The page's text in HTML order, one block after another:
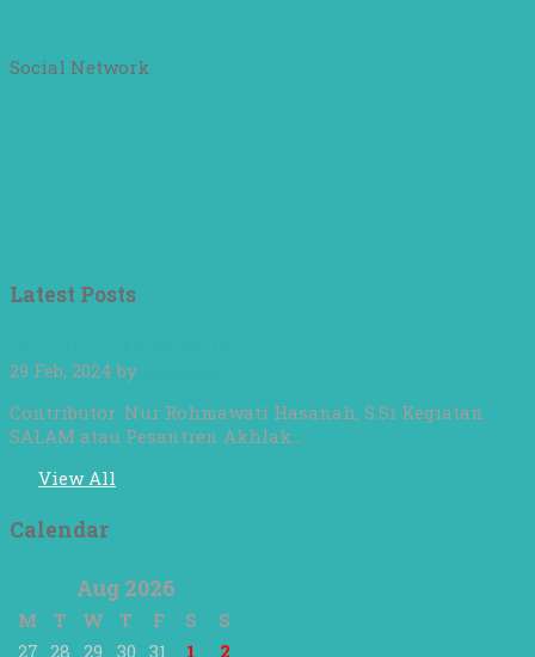
Social Network
Latest Posts
29 Feb, 2024by
Contributor: Nur Rohmawati Hasanah, S.Si Kegiatan
SALAM atau Pesantren Akhlak…
View All
Calendar
Aug 2026
M T W T F S
S
27 28 29 30 31 1
2